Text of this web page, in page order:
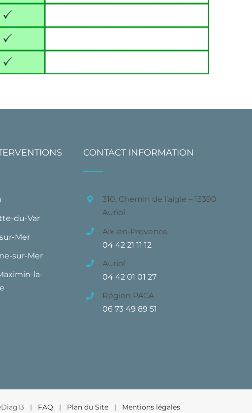
du-Var
Mer
sur-Mer
la-
CONTACT INFORMATION
310, Chemin de l’aigle – 13390
Auriol
Aix-en-Provence
04 42 21 11 12
Auriol
04 42 01 01 27
Région PACA
06 73 49 89 51
| FAQ | Plan du Site | Mentions légales